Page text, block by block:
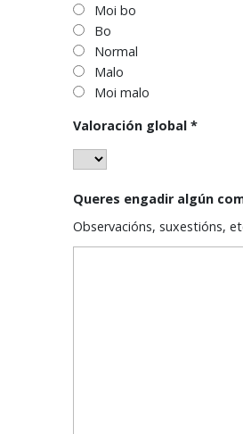
Moi bo
Bo
Normal
Malo
Moi malo
Valoración global *
Queres engadir algún
Observacións, suxestións,